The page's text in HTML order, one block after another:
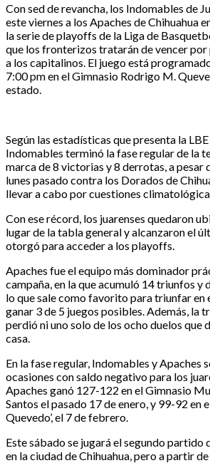
Con sed de revancha, los Indomables de
este viernes a los Apaches de Chihuahua
la serie de playoffs de la Liga de
que los fronterizos tratarán de vencer por
a los capitalinos. El juego está
7:00 pm en el Gimnasio Rodrigo M.
estado.
Según las estadísticas que presenta la
Indomables terminó la fase regular de la
marca de 8 victorias y 8 derrotas, a pesar
lunes pasado contra los Dorados de
llevar a cabo por cuestiones
Con ese récord, los juarenses quedaron
lugar de la tabla general y alcanzaron el
otorgó para acceder a los playoffs.
Apaches fue el equipo más dominador
campaña, en la que acumuló 14 triunfos y
lo que sale como favorito para triunfar en
ganar 3 de 5 juegos posibles. Además, la
perdió ni uno solo de los ocho duelos que
casa.
En la fase regular, Indomables y Apaches
ocasiones con saldo negativo para los
Apaches ganó 127-122 en el Gimnasio
Santos el pasado 17 de enero, y 99-92 en
Quevedo’, el 7 de febrero.
Este sábado se jugará el segundo partido
en la ciudad de Chihuahua, pero a partir de